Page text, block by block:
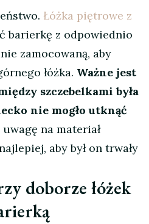
Łóżka piętrowe z
barierkę z odpowiednio
zamocowaną, aby
łóżka. Ważne jest
szczebelkami była
nie mogło utknąć
na materiał
aby był on trwały
doborze łóżek